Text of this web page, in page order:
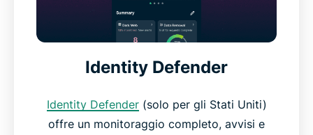
Identity Defender
Identity Defender(solo per gli Stati Uniti)
offre un monitoraggio completo, avvisi e